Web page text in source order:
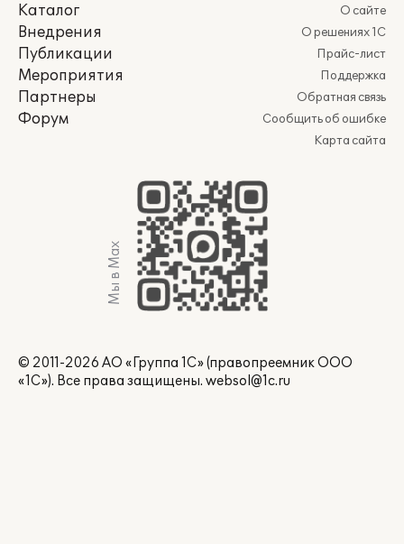
Каталог
Внедрения
Публикации
Мероприятия
Партнеры
Форум
О сайте
О решениях 1С
Прайс-лист
Поддержка
Обратная связь
Сообщить об ошибке
Карта сайта
Мы в Max
© 2011-2026 АО «Группа 1С» (правопреемник ООО
«1С»). Все права защищены. websol@1c.ru